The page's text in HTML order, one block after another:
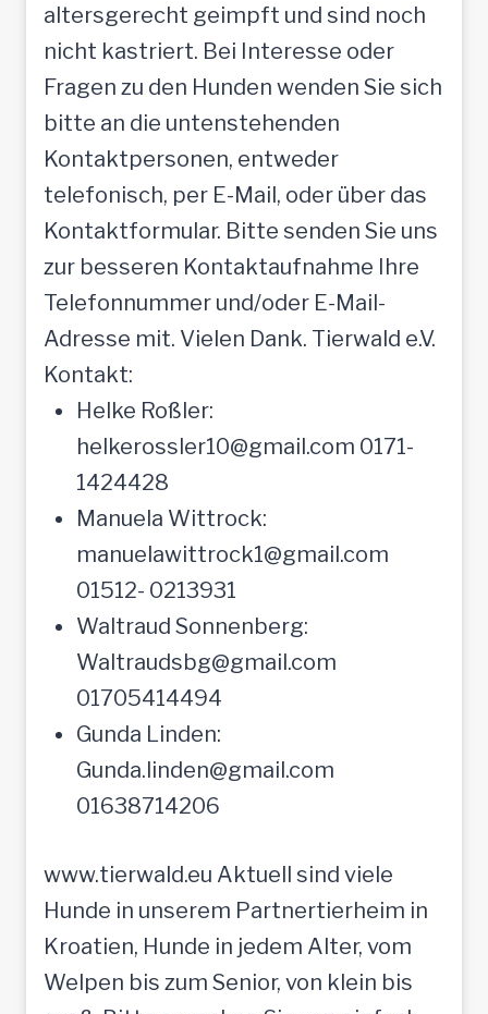
altersgerecht geimpft und sind noch
nicht kastriert. Bei Interesse oder
Fragen zu den Hunden wenden Sie sich
bitte an die untenstehenden
Kontaktpersonen, entweder
telefonisch, per E-Mail, oder über das
Kontaktformular. Bitte senden Sie uns
zur besseren Kontaktaufnahme Ihre
Telefonnummer und/oder E-Mail-
Adresse mit. Vielen Dank. Tierwald e.V.
Kontakt:
Helke Roßler:
helkerossler10@gmail.com 0171-
1424428
Manuela Wittrock:
manuelawittrock1@gmail.com
01512- 0213931
Waltraud Sonnenberg:
Waltraudsbg@gmail.com
01705414494
Gunda Linden:
Gunda.linden@gmail.com
01638714206
www.tierwald.eu Aktuell sind viele
Hunde in unserem Partnertierheim in
Kroatien, Hunde in jedem Alter, vom
Welpen bis zum Senior, von klein bis